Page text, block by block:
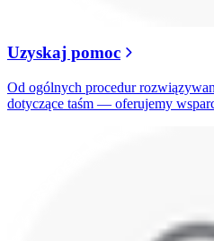
Uzyskaj pomoc
Od ogólnych procedur
dotyczące taśm — oferujemy